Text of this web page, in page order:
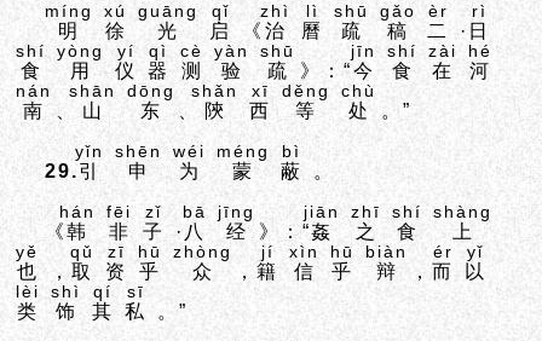
明
míng
徐
xú
光
guāng
启
qǐ
《 治
zhì
曆
lì
疏
shū
稿
gǎo
二
èr
· 日
rì
食
shí
用
yòng
仪
yí
器
qì
测
cè
验
yàn
疏
shū
》：“今
jīn
食
shí
在
zài
河
hé
南
nán
、 山
shān
东
dōng
陝
shǎn
西
xī
等
děng
处
chù
。”
29.引
yǐn
申
shēn
为
wéi
蒙
méng
蔽
bì
。
《韩
hán
非
fēi
子
zǐ
· 八
bā
经
jīng
》：“姦
jiān
之
zhī
食
shí
上
shàng
也
yě
，取
qǔ
资
zī
乎
hū
众
zhòng
，籍
jí
信
xìn
乎
hū
辩
biàn
，而
ér
以
yǐ
类
lèi
饰
shì
其
qí
私
sī
。”